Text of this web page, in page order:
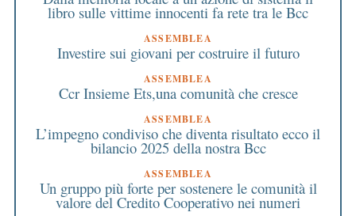
libro sulle vittime innocenti fa rete tra le Bcc
ASSEMBLEA
Investire sui giovani per costruire il futuro
ASSEMBLEA
Ccr Insieme Ets,una comunità che cresce
ASSEMBLEA
L’impegno condiviso che diventa risultato ecco il
bilancio 2025 della nostra Bcc
ASSEMBLEA
Un gruppo più forte per sostenere le comunità il
valore del Credito Cooperativo nei numeri